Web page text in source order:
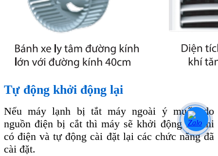
Tự động khởi động lại
Nếu máy lạnh bị tắt máy ngoài ý muốn do
nguồn điện bị cắt thì máy sẽ khởi động lại khi
có điện và tự động cài đặt lại các chức năng đã
cài đặt.